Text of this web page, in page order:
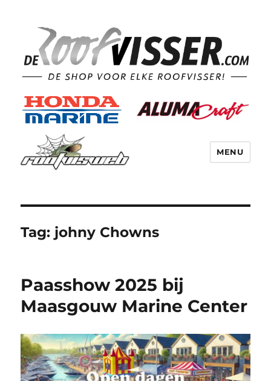
MENU
Tag: johny Chowns
Paasshow 2025 bij
Maasgouw Marine Center